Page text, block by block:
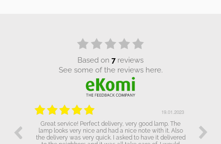
based on 7reviews
see some of the reviews here.
19.01.2023
Great service! Perfect delivery, very good lamp. The
lamp looks very nice and had a nice note with it. Also
the delivery was very quick. I asked to have it delivered